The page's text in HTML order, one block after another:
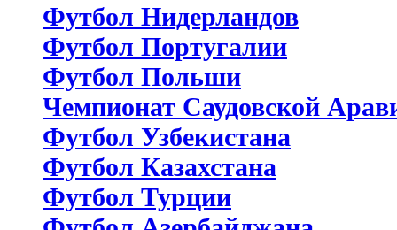
Футбол Нидерландов
Футбол Португалии
Футбол Польши
Чемпионат Саудовской
Футбол Узбекистана
Футбол Казахстана
Футбол Турции